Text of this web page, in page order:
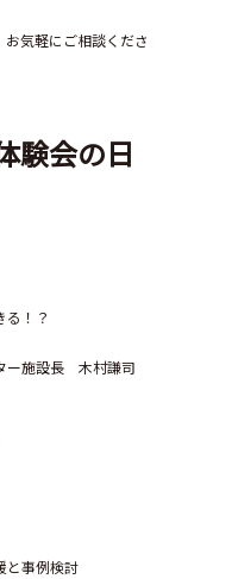
気軽にご相談くださ
験会の日
る！？
ー施設長 木村謙司
と事例検討